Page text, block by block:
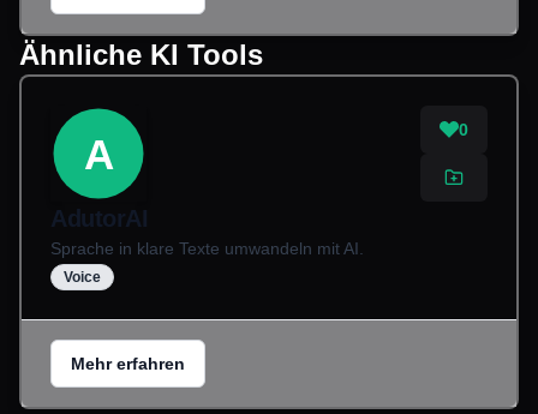
Ähnliche KI Tools
A
0
AdutorAI
Sprache in klare Texte umwandeln mit AI.
Voice
Mehr erfahren